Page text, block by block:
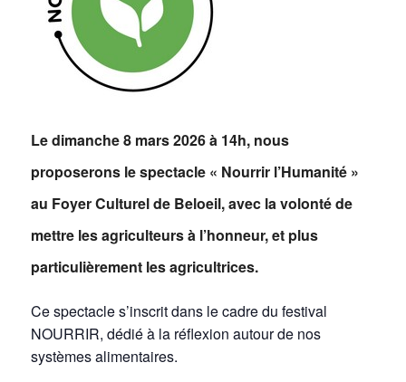
Le dimanche 8 mars 2026 à 14h, nous
proposerons le spectacle « Nourrir l’Humanité »
au Foyer Culturel de Beloeil, avec la volonté de
mettre les agriculteurs à l’honneur, et plus
particulièrement les agricultrices.
Ce spectacle s’inscrit dans le cadre du festival
NOURRIR, dédié à la réflexion autour de nos
systèmes alimentaires.